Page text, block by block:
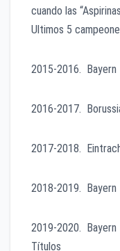
cuando las
Ultimos 5
2015-2016. Bayern
2016-2017.
2017-2018.
2018-2019. Bayern
2019-2020. Bayern
Títulos